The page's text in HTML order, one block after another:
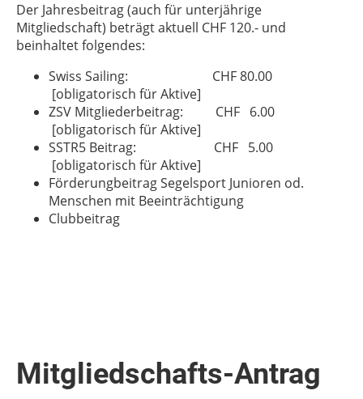
Der Jahresbeitrag (auch für unterjährige
Mitgliedschaft) beträgt aktuell CHF 120.- und
beinhaltet folgendes:
Swiss Sailing: CHF 80.00
[obligatorisch für Aktive]
ZSV Mitgliederbeitrag: CHF 6.00
[obligatorisch für Aktive]
SSTR5 Beitrag: CHF 5.00
[obligatorisch für Aktive]
Förderungbeitrag Segelsport Junioren od.
Menschen mit Beeinträchtigung
Clubbeitrag
Mitgliedschafts-Antrag